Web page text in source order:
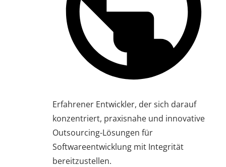
Erfahrener Entwickler, der sich darauf
konzentriert, praxisnahe und innovative
Outsourcing-Lösungen für
Softwareentwicklung mit Integrität
bereitzustellen.